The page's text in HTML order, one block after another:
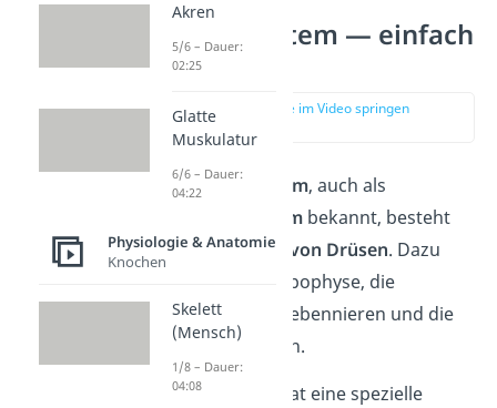
Hormonsystem — einfach
erklärt
zur Stelle im Video springen
DasHormonsystem, auch als
endokrines System bekannt, besteht
aus einerGruppe von Drüsen. Dazu
zählen z. B. die Hypophyse, die
Schilddrüse, die Nebennieren und die
Geschlechtsdrüsen.
Jede der Drüsen hat eine spezielle
Akren
5/6 – Dauer:
02:25
Glatte
Muskulatur
6/6 – Dauer:
04:22
Physiologie & Anatomie
Knochen
Skelett
(Mensch)
1/8 – Dauer:
04:08